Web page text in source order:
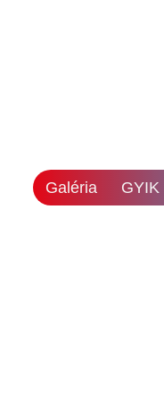
Galéria GYIK